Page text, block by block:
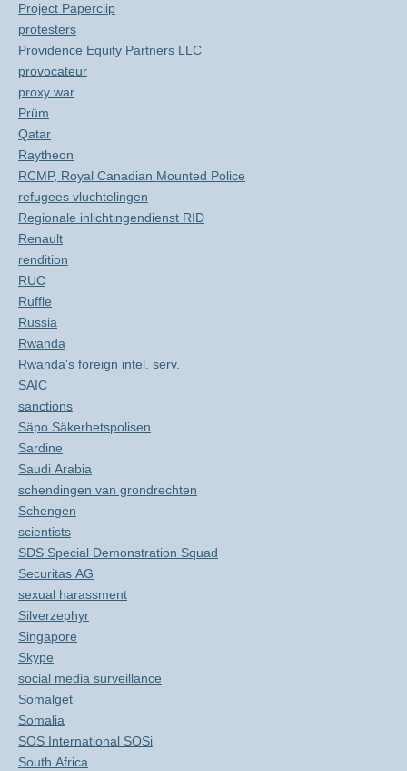
Project Paperclip
protesters
Providence Equity Partners LLC
provocateur
proxy war
Prüm
Qatar
Raytheon
RCMP, Royal Canadian Mounted Police
refugees vluchtelingen
Regionale inlichtingendienst RID
Renault
rendition
RUC
Ruffle
Russia
Rwanda
Rwanda's foreign intel. serv.
SAIC
sanctions
Säpo Säkerhetspolisen
Sardine
Saudi Arabia
schendingen van grondrechten
Schengen
scientists
SDS Special Demonstration Squad
Securitas AG
sexual harassment
Silverzephyr
Singapore
Skype
social media surveillance
Somalget
Somalia
SOS International SOSi
South Africa